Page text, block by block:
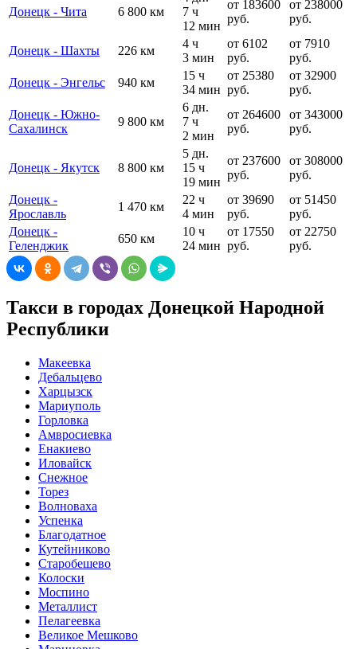
Донецк - Чита 6 800 км
7 ч
12 мин
от 183600
руб.
от 238000
руб.
Донецк - Шахты 226 км
4 ч
3 мин
от 6102
руб.
от 7910
руб.
Донецк - Энгельс
940 км
15 ч
34 мин
от 25380
руб.
от 32900
руб.
Донецк - Южно-
Сахалинск
9 800 км
6 дн.
7 ч
2 мин
от 264600
руб.
от 343000
руб.
Донецк - Якутск 8 800 км
5 дн.
15 ч
19 мин
от 237600
руб.
от 308000
руб.
Донецк -
Ярославль
1 470 км
22 ч
4 мин
от 39690
руб.
от 51450
руб.
Донецк -
Геленджик
650 км
10 ч
24 мин
от 17550
руб.
от 22750
руб.
Такси в городах Донецкой Народной
Республики
Макеевка
Дебальцево
Харцызск
Мариуполь
Горловка
Амвросиевка
Енакиево
Иловайск
Снежное
Торез
Волноваха
Успенка
Благодатное
Кутейниково
Старобешево
Колоски
Моспино
Металлист
Пелагеевка
Великое Мешково